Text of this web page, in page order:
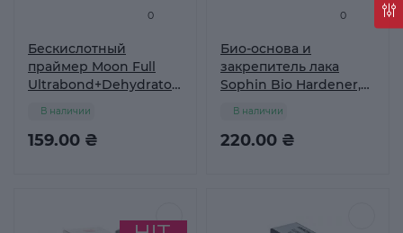
0
Бескислотный
праймер Moon Full
Ultrabond+Dehydrator
159.00 ₴
В наличии
0
Био-основа и
закрепитель лака
Sophin Bio Hardener,
220.00 ₴
В наличии